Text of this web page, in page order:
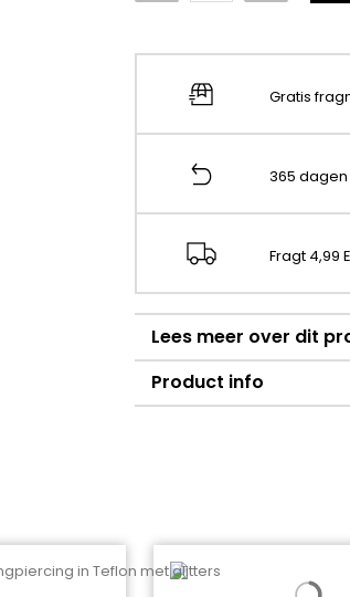
Gratis
365
Fragt 4,99
Lees meer over dit
Product info